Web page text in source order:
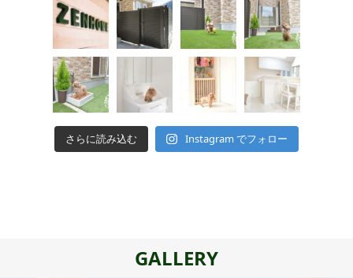
さらに読み込む Instagram でフォロー
GALLERY